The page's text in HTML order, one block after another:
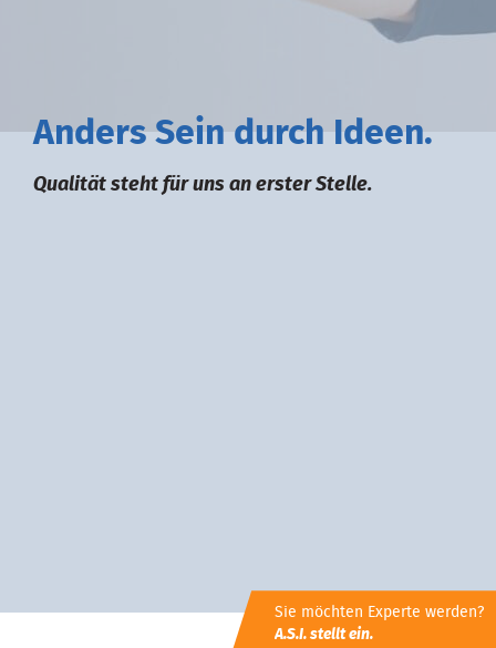
Anders Sein durch deen.
Qualität steht für uns an erster Stelle.
Sie möchten Experte werden?
A.S.I. stellt ein.